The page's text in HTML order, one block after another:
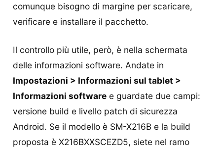
comunque bisogno di margine per scaricare,
verificare e installare il pacchetto.
Il controllo più utile, però, è nella schermata
delle informazioni software. Andate in
Impostazioni > Informazioni sul tablet >
Informazioni software e guardate due campi:
versione build e livello patch di sicurezza
Android. Se il modello è SM-X216B e la build
proposta è X216BXXSCEZD5, siete nel ramo